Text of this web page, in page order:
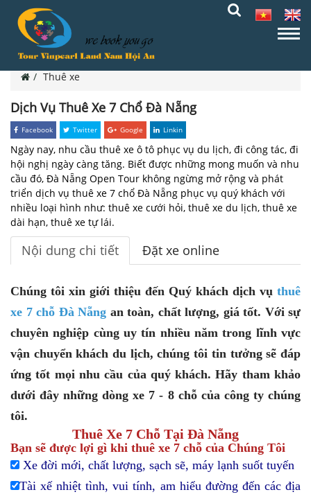
Thuê xe
Dịch Vụ Thuê Xe 7 Chổ Đà Nẵng
Facebook Twitter Google Linkin
Ngày nay, nhu cầu thuê xe ô tô phục vụ du lịch, đi công tác, đi
hội nghị ngày càng tăng. Biết được những mong muốn và nhu
cầu đó, Đà Nẵng Open Tour không ngừng mở rộng và phát
triển dịch vụ thuê xe 7 chổ Đà Nẵng phục vụ quý khách với
nhiều loại hình như: thuê xe cưới hỏi, thuê xe du lịch, thuê xe
dài hạn, thuê xe tự lái.
Nội dung chi tiết Đặt xe online
Chúng tôi xin giới thiệu đến Quý khách dịch vụ thuê
xe 7 chỗ Đà Nẵng an toàn, chất lượng, giá tốt. Với sự
chuyên nghiệp cùng uy tín nhiều năm trong lĩnh vực
vận chuyển khách du lịch, chúng tôi tin tưởng sẽ đáp
ứng tốt mọi nhu cầu của quý khách. Hãy tham khảo
dưới đây những dòng xe 7 - 8 chỗ của công ty chúng
tôi.
Thuê Xe 7 Chỗ Tại Đà Nẵng
Bạn sẽ được lợi gì khi thuê xe 7 chỗ của Chúng Tôi
Xe đời mới, chất lượng, sạch sẽ, máy lạnh suốt tuyến
Tài xế nhiệt tình, vui tính, am hiểu đường đến các địa